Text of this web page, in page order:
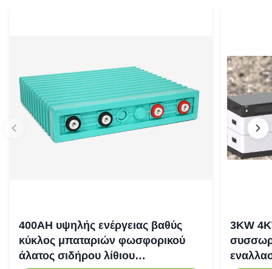
400AH υψηλής ενέργειας βαθύς
κύκλος μπαταριών φωσφορικού
άλατος σιδήρου λίθιου
3KW